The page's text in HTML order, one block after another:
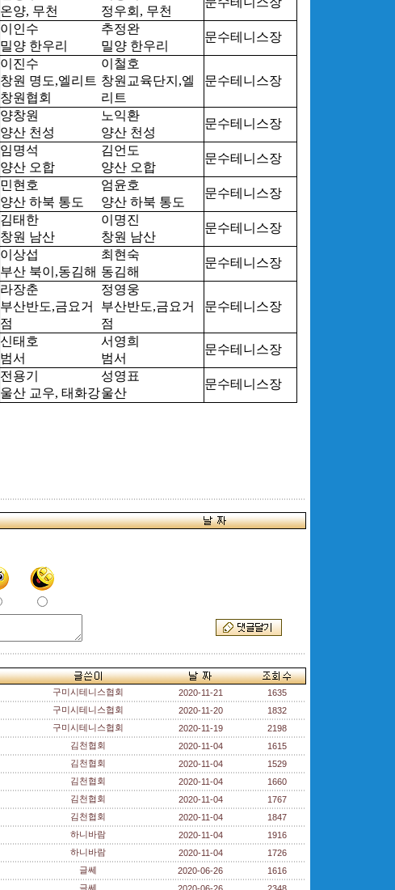
온양, 무천
정우회, 무천
이인수 추정완
문수테니스장
밀양 한우리 밀양 한우리
이진수
이철호
문수테니스장
창원 명도,엘리트
창원협회
창원교육단지,엘
리트
양창원 노익환
문수테니스장
양산 천성
양산 천성
임명석 김언도
문수테니스장
양산 오합
양산 오합
민현호 엄윤호
문수테니스장
양산 하북 통도
양산 하북 통도
김태한 이명진
문수테니스장
창원 남산
창원 남산
이상섭 최현숙
문수테니스장
부산 북이,동김해 동김해
라장춘
정영웅
문수테니스장
부산반도,금요거
점
부산반도,금요거
점
신태호 서영희
문수테니스장
범서
범서
전용기 성영표
문수테니스장
울산 교우, 태화강울산
구미시테니스협회 2020-11-21
1635
구미시테니스협회 2020-11-20
1832
구미시테니스협회 2020-11-19
2198
김천협회 2020-11-04
1615
김천협회 2020-11-04
1529
김천협회 2020-11-04
1660
김천협회 2020-11-04
1767
김천협회 2020-11-04
1847
하니바람 2020-11-04
1916
하니바람 2020-11-04
1726
글쎄 2020-06-26
1616
글쎄